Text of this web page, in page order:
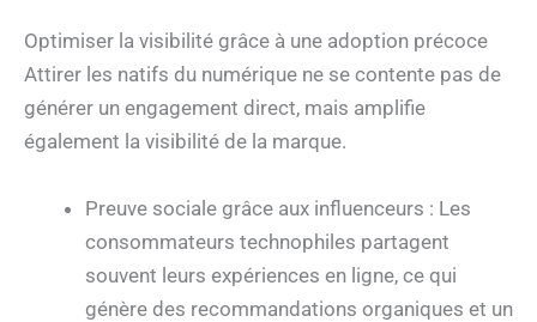
Optimiser la visibilité grâce à une adoption précoce
Attirer les natifs du numérique ne se contente pas de
générer un engagement direct, mais amplifie
également la visibilité de la marque.
Preuve sociale grâce aux influenceurs : Les
consommateurs technophiles partagent
souvent leurs expériences en ligne, ce qui
génère des recommandations organiques et un